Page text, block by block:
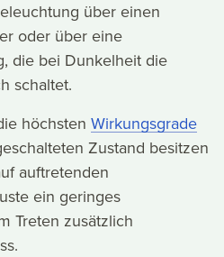
über einen
oder über eine
die bei Dunkelheit die
schaltet.
höchsten Wirkungsgrade
Zustand besitzen
auftretenden
ein geringes
Treten zusätzlich